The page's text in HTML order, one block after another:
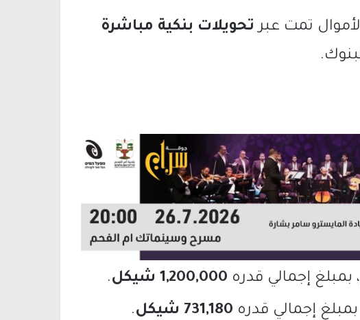
تمت عبر تحويلات بنكية مباشرة
1,200,000 شيكل
.
731,180 شيكل .